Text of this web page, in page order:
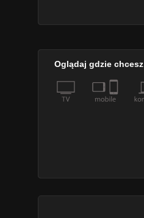
Oglądaj gdzie chcesz